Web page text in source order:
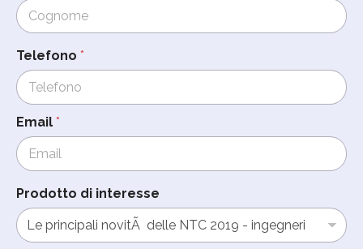
Telefono *
Email *
Prodotto di interesse